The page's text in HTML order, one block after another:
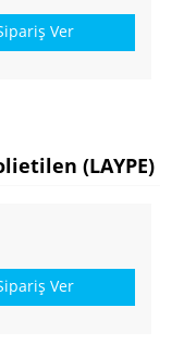
Ver
(LAYPE)
Ver